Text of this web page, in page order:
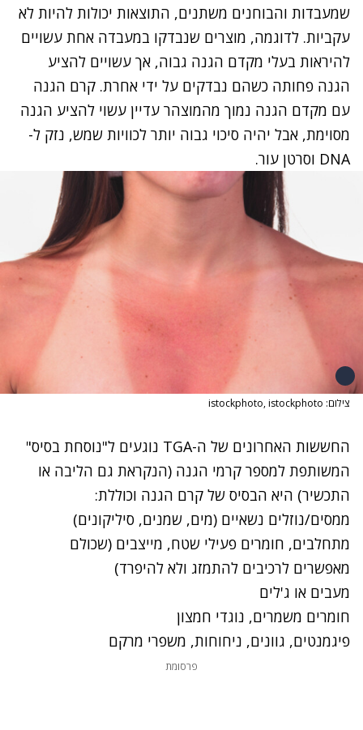
שמעבדות והבוחנים משתנים, התוצאות יכולות להיות לא
עקביות. לדוגמה, מוצרים שנבדקו במעבדה אחת עשויים
להיראות בעלי מקדם הגנה גבוה, אך עשויים להציע
הגנה פחותה כשהם נבדקים על ידי אחרת. קרם הגנה
עם מקדם הגנה נמוך מהמוצהר עדיין עשוי להציע הגנה
מסוימת, אבל יהיה סיכוי גבוה יותר לכוויות שמש, נזק ל-
DNA וסרטן עור.
צילום: istockphoto, istockphoto
החששות האחרונים של ה-TGA נוגעים ל"נוסחת בסיס"
המשותפת למספר קרמי הגנה (הנקראת גם הליבה או
התכשיר) היא הבסיס של קרם הגנה וכוללת:
ממסים/נוזלים נשאיים (מים, שמנים, סיליקונים)
מתחלבים, חומרים פעילי שטח, מייצבים (שכולם
מאפשרים לרכיבים להתמזג ולא להיפרד)
מעבים או ג'לים
חומרים משמרים, נוגדי חמצון
פיגמנטים, גוונים, ניחוחות, משפרי מרקם
פרסומת